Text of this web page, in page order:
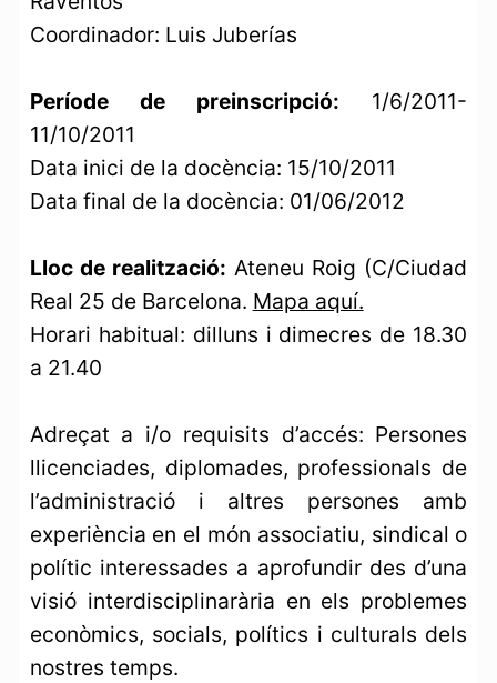
Coordinador: Luis Juberías
Període de preinscripció: 1/6/2011-
11/10/2011
Data inici de la docència: 15/10/2011
Data final de la docència: 01/06/2012
Lloc de realització: Ateneu Roig (C/Ciudad
Real 25 de Barcelona. Mapa aquí.
Horari habitual: dilluns i dimecres de 18.30
a 21.40
Adreçat a i/o requisits d’accés: Persones
llicenciades, diplomades, professionals de
l’administració i altres persones amb
experiència en el món associatiu, sindical o
polític interessades a aprofundir des d’una
visió interdisciplinarària en els problemes
econòmics, socials, polítics i culturals dels
nostres temps.